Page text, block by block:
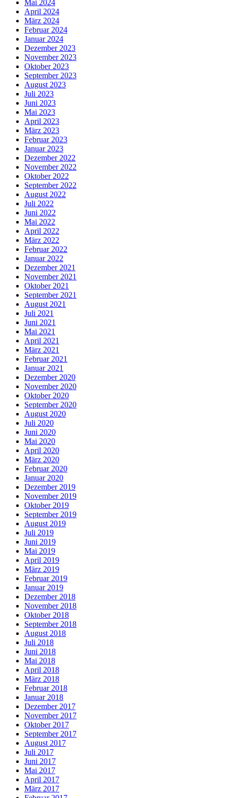
Mai 2024
April 2024
März 2024
Februar 2024
Januar 2024
Dezember 2023
November 2023
Oktober 2023
September 2023
August 2023
Juli 2023
Juni 2023
Mai 2023
April 2023
März 2023
Februar 2023
Januar 2023
Dezember 2022
November 2022
Oktober 2022
September 2022
August 2022
Juli 2022
Juni 2022
Mai 2022
April 2022
März 2022
Februar 2022
Januar 2022
Dezember 2021
November 2021
Oktober 2021
September 2021
August 2021
Juli 2021
Juni 2021
Mai 2021
April 2021
März 2021
Februar 2021
Januar 2021
Dezember 2020
November 2020
Oktober 2020
September 2020
August 2020
Juli 2020
Juni 2020
Mai 2020
April 2020
März 2020
Februar 2020
Januar 2020
Dezember 2019
November 2019
Oktober 2019
September 2019
August 2019
Juli 2019
Juni 2019
Mai 2019
April 2019
März 2019
Februar 2019
Januar 2019
Dezember 2018
November 2018
Oktober 2018
September 2018
August 2018
Juli 2018
Juni 2018
Mai 2018
April 2018
März 2018
Februar 2018
Januar 2018
Dezember 2017
November 2017
Oktober 2017
September 2017
August 2017
Juli 2017
Juni 2017
Mai 2017
April 2017
März 2017